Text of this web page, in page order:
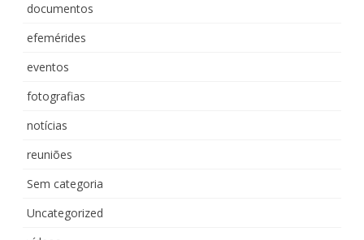
documentos
efemérides
eventos
fotografias
notícias
reuniões
Sem categoria
Uncategorized